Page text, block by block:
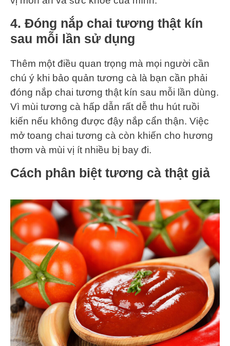
4. Đóng nắp chai tương thật kín
sau mỗi lần sử dụng
Thêm một điều quan trọng mà mọi người cần
chú ý khi bảo quản tương cà là bạn cần phải
đóng nắp chai tương thật kín sau mỗi lần dùng.
Vì mùi tương cà hấp dẫn rất dễ thu hút ruồi
kiến nếu không được đậy nắp cẩn thận. Việc
mở toang chai tương cà còn khiến cho hương
thơm và mùi vị ít nhiều bị bay đi.
Cách phân biệt tương cà thật giả